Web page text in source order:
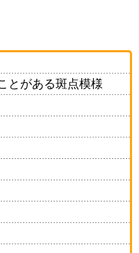
とがある斑点模様